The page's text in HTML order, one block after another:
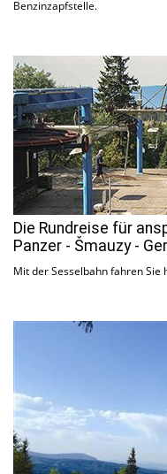
Benzinzapfstelle.
Die Rundreise für
Panzer - Šmauzy -
Mit der Sesselbahn fahren Sie